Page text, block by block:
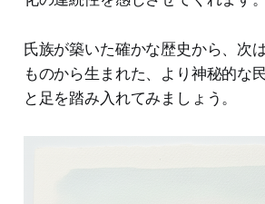
氏族が築いた確かな歴史から、次
ものから生まれた、より神秘的な
と足を踏み入れてみましょう。